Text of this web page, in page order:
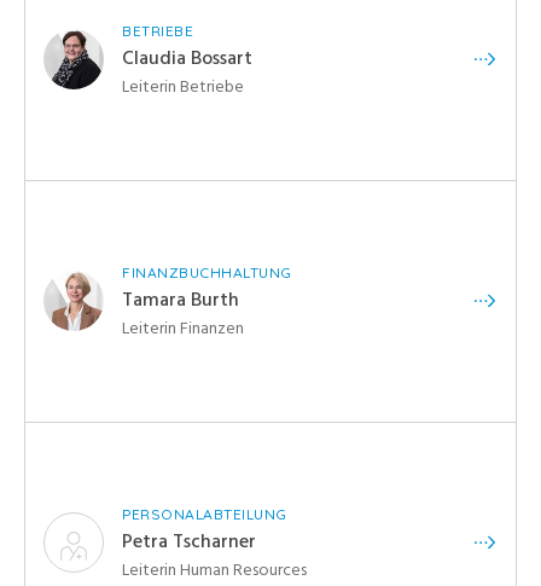
BETRIEBE
Claudia Bossart
Leiterin Betriebe
FINANZBUCHHALTUNG
Tamara Burth
Leiterin Finanzen
PERSONALABTEILUNG
Petra Tscharner
Leiterin Human Resources